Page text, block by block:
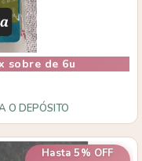
sobre de 6u
O DEPÓSITO
Hasta 5% OFF